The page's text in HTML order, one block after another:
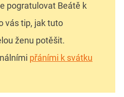
pogratulovat Beátě k
vás tip, jak tuto
ženu potěšit.
přáními k svátku